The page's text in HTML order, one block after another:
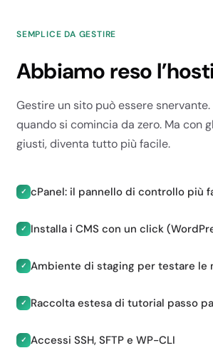
SEMPLICE DA GESTIRE
Abbiamo reso
Gestire un sito può essere
quando si comincia da zero. Ma con
giusti, diventa tutto più facile.
✓ cPanel: il pannello di controllo più
✓ Installa i CMS con un click
✓ Ambiente di staging per testare le
✓ Raccolta estesa di tutorial passo
✓ Accessi SSH, SFTP e WP-CLI